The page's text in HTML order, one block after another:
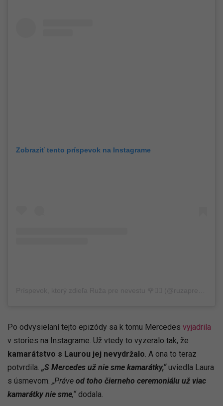
Zobraziť tento príspevok na Instagrame
Po odvysielaní tejto epizódy sa k tomu Mercedes vyjadrila
v stories na Instagrame. Už vtedy to vyzeralo tak, že
kamarátstvo s Laurou jej nevydržalo . A ona to teraz
potvrdila. „S Mercedes už nie sme kamarátky,“ uviedla Laura
s úsmevom. „Práve od toho čierneho ceremoniálu už viac
kamarátky nie sme,“ dodala.